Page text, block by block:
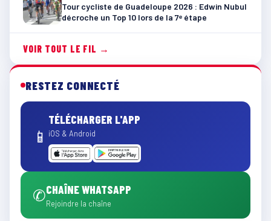
Tour cycliste de Guadeloupe 2026 : Edwin Nubul
décroche un Top 10 lors de la 7ᵉ étape
VOIR TOUT LE FIL →
RESTEZ CONNECTÉ
📱
TÉLÉCHARGER L'APP
iOS & Android
✆CHAÎNE WHATSAPP
Rejoindre la chaîne